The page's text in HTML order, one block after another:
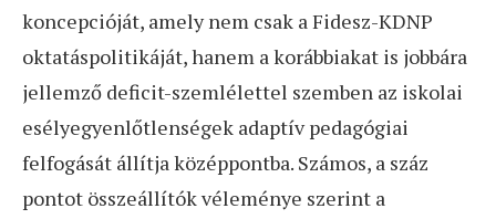
koncepcióját, amely nem csak a Fidesz-KDNP
oktatáspolitikáját, hanem a korábbiakat is jobbára
jellemző deficit-szemlélettel szemben az iskolai
esélyegyenlőtlenségek adaptív pedagógiai
felfogását állítja középpontba. Számos, a száz
pontot összeállítók véleménye szerint a